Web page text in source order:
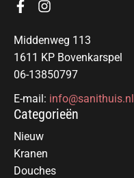
Middenweg 113
1611 KP Bovenkarspel
06-13850797
E-mail: info@sanithuis.nl
Categorieën
Nieuw
Kranen
Douches